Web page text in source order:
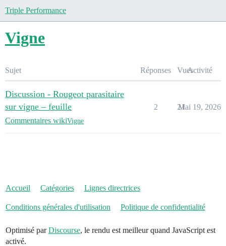
Triple Performance
Vigne
Sujet Réponses VuesActivité
Discussion - Rougeot parasitaire
sur vigne – feuille
Commentaires wikiVigne
2 21
Mai 19, 2026
Accueil Catégories Lignes directrices
Conditions générales d'utilisation Politique de confidentialité
Optimisé parDiscourse, le rendu est meilleur quand JavaScript est
activé.